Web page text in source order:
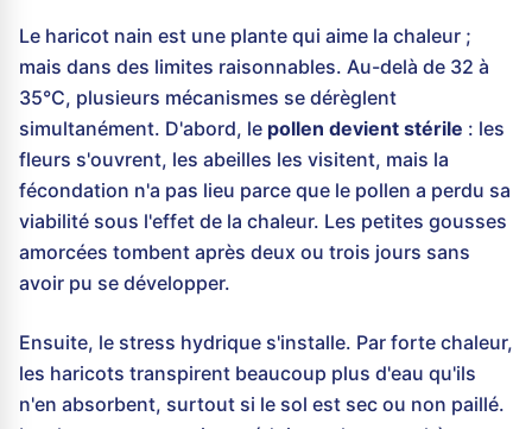
Le haricot nain est une plante qui aime la chaleur ;
mais dans des limites raisonnables. Au-delà de 32 à
35°C, plusieurs mécanismes se dérèglent
simultanément. D'abord, le pollen devient stérile : les
fleurs s'ouvrent, les abeilles les visitent, mais la
fécondation n'a pas lieu parce que le pollen a perdu sa
viabilité sous l'effet de la chaleur. Les petites gousses
amorcées tombent après deux ou trois jours sans
avoir pu se développer.
Ensuite, le stress hydrique s'installe. Par forte chaleur,
les haricots transpirent beaucoup plus d'eau qu'ils
n'en absorbent, surtout si le sol est sec ou non paillé.